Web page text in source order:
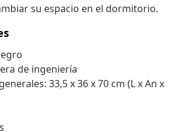
su espacio en el dormitorio.
de ingeniería
33,5 x 36 x 70 cm (L x An x